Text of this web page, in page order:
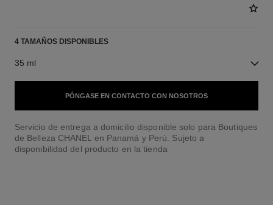
4 TAMAÑOS DISPONIBLES
35 ml
PÓNGASE EN CONTACTO CON NOSOTROS
Servicio de entrega a domicilio disponible solo para Boutiques
de Belleza CHANEL en Panamá y Perú. Sujeto a
disponibilidad del producto en la tienda